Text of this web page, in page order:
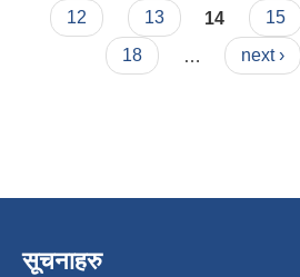
12
13 14 15
18
next ›
सूचनाहरु